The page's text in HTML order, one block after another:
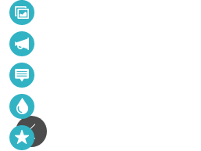
政
策
宣
導
最
新
議
題
最
新
消
息
水
情
資
快